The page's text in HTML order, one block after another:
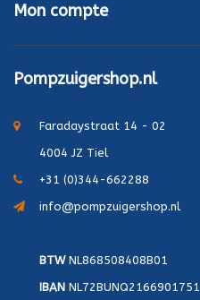
Mon compte
Pompzuigershop.nl
Faradaystraat 14 - 02
4004 JZ Tiel
+31 (0)344-662288
info@pompzuigershop.nl
BTWNL868508408B01
IBAN NL72BUNQ2166901751